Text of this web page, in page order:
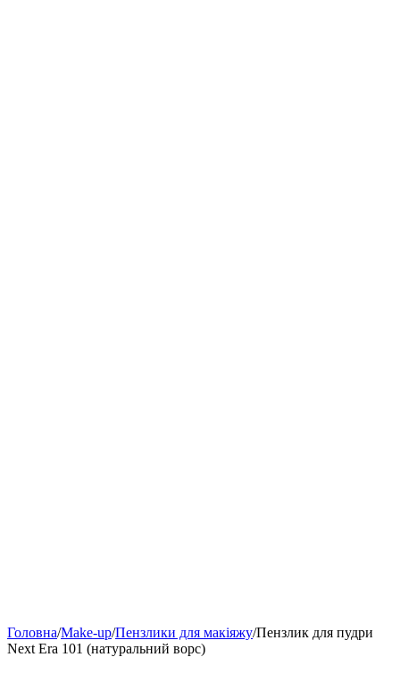
Головна/Make-up/Пензлики для макіяжу/Пензлик для пудри
Next Era 101 (натуральний ворс)